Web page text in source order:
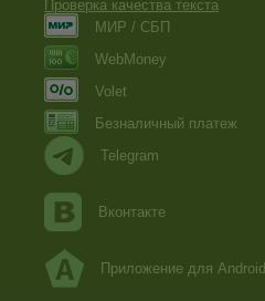
Проверка качества текста
МИР / СБП
WebMoney
Volet
Безналичный платеж
Telegram
Вконтакте
Приложение для Android